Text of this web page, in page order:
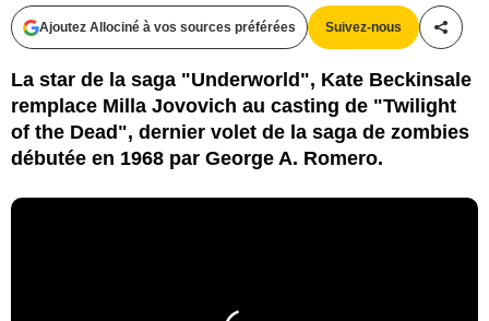
Ajoutez Allociné à vos sources préférées Suivez-nous
La star de la saga "Underworld", Kate Beckinsale
remplace Milla Jovovich au casting de "Twilight
of the Dead", dernier volet de la saga de zombies
débutée en 1968 par George A. Romero.